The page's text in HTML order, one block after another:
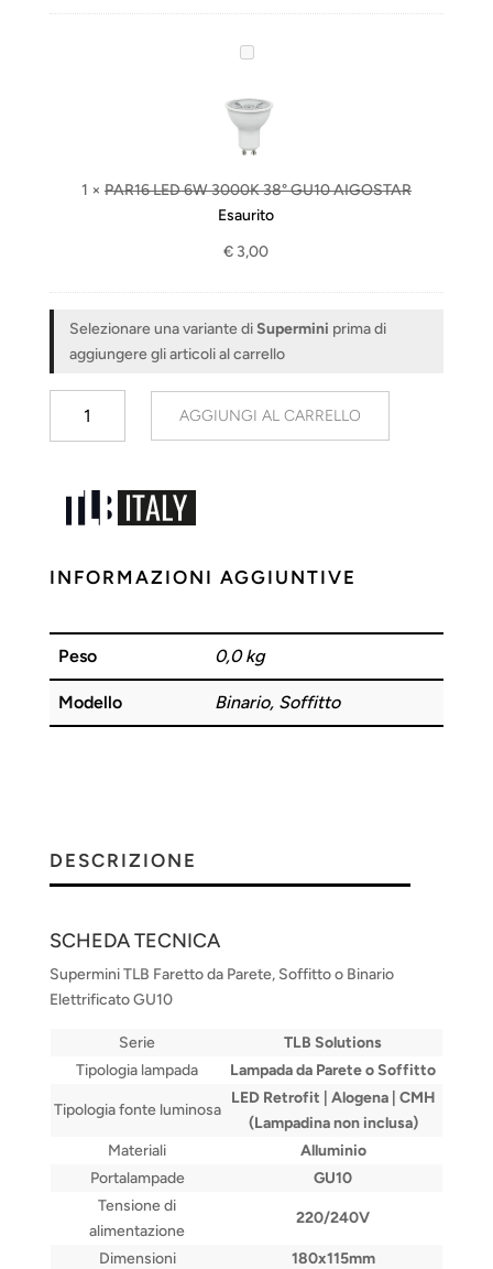
P
R
1
6
L
E
6
0
0
K
3
0
I
G
S
1 × PAR16 LED 6W 3000K 38° GU10 AIGOSTAR
Esaurito
€ 3,00
Selezionare una variante di Supermini prima di
aggiungere gli articoli al carrello
quantità
AGGIUNGI AL CARRELLO
INFORMAZIONI AGGIUNTIVE
Peso 0,0 kg
Modello Binario, Soffitto
DESCRIZIONE
SCHEDA TECNICA
Supermini TLB Faretto da Parete, Soffitto o Binario
Elettrificato GU10
Serie
TLB Solutions
Tipologia lampada
Lampada da Parete o Soffitto
Tipologia fonte luminosa
LED Retrofit | Alogena | CMH
(Lampadina non inclusa)
Materiali
Alluminio
Portalampade
GU10
Tensione di
alimentazione
220/240V
Dimensioni 180x115mm